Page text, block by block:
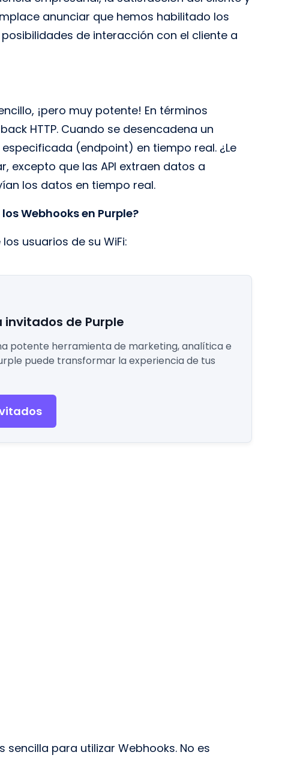
anunciar que hemos habilitado los
de interacción con el cliente a
¡pero muy potente! En términos
HTTP. Cuando se desencadena un
(endpoint) en tiempo real. ¿Le
excepto que las API extraen datos a
los datos en tiempo real.
Webhooks en Purple?
usuarios de su WiFi:
invitados de Purple
potente herramienta de marketing, analítica e
puede transformar la experiencia de tus
sencilla para utilizar Webhooks. No es